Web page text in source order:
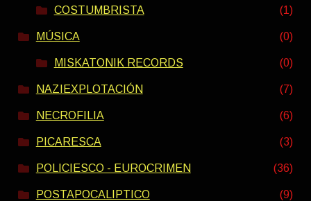
COSTUMBRISTA (1)
MÚSICA (0)
MISKATONIK RECORDS (0)
NAZIEXPLOTACIÓN (7)
NECROFILIA (6)
PICARESCA (3)
POLICIESCO - EUROCRIMEN (36)
POSTAPOCALIPTICO (9)